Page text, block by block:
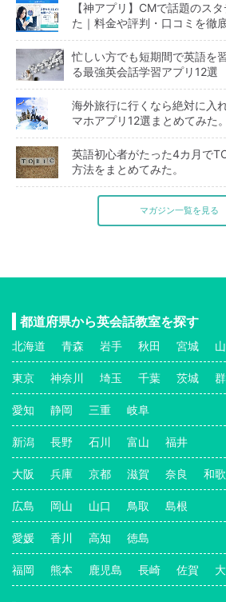
【神アプリ】CMで話題のス
た｜料金や評判・口コミを徹
忙しい方でも短期間で英語を
る最強英会話学習アプリ12選
海外旅行に行くなら絶対に入
マホアプリ12選まとめてみた。
英語初心者がたった4カ月で
方法をまとめてみた。
マガジン一覧を見る
都道府県から英会話教室を探す
北海道 青森 岩手 秋田 宮城
東京 神奈川 埼玉 千葉 茨城
愛知 静岡 三重 岐阜
新潟 長野 石川 富山 福井
大阪 兵庫 京都 滋賀 奈良 和
広島 岡山 山口 鳥取 島根
愛媛 香川 高知 徳島
福岡 熊本 鹿児島 長崎 佐賀